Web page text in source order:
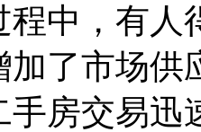
程中，有人
加了市场
手房交易迅